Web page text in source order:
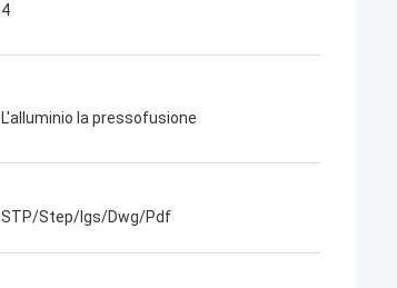
4
L'alluminio la pressofusione
STP/Step/Igs/Dwg/Pdf